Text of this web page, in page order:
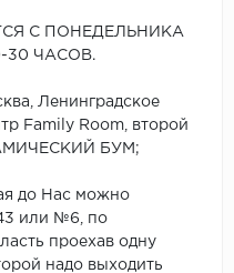
С ПОНЕДЕЛЬНИКА
30 ЧАСОВ.
Ленинградское
Family Room, второй
БУМ;
до Нас можно
или №6, по
проехав одну
надо выходить